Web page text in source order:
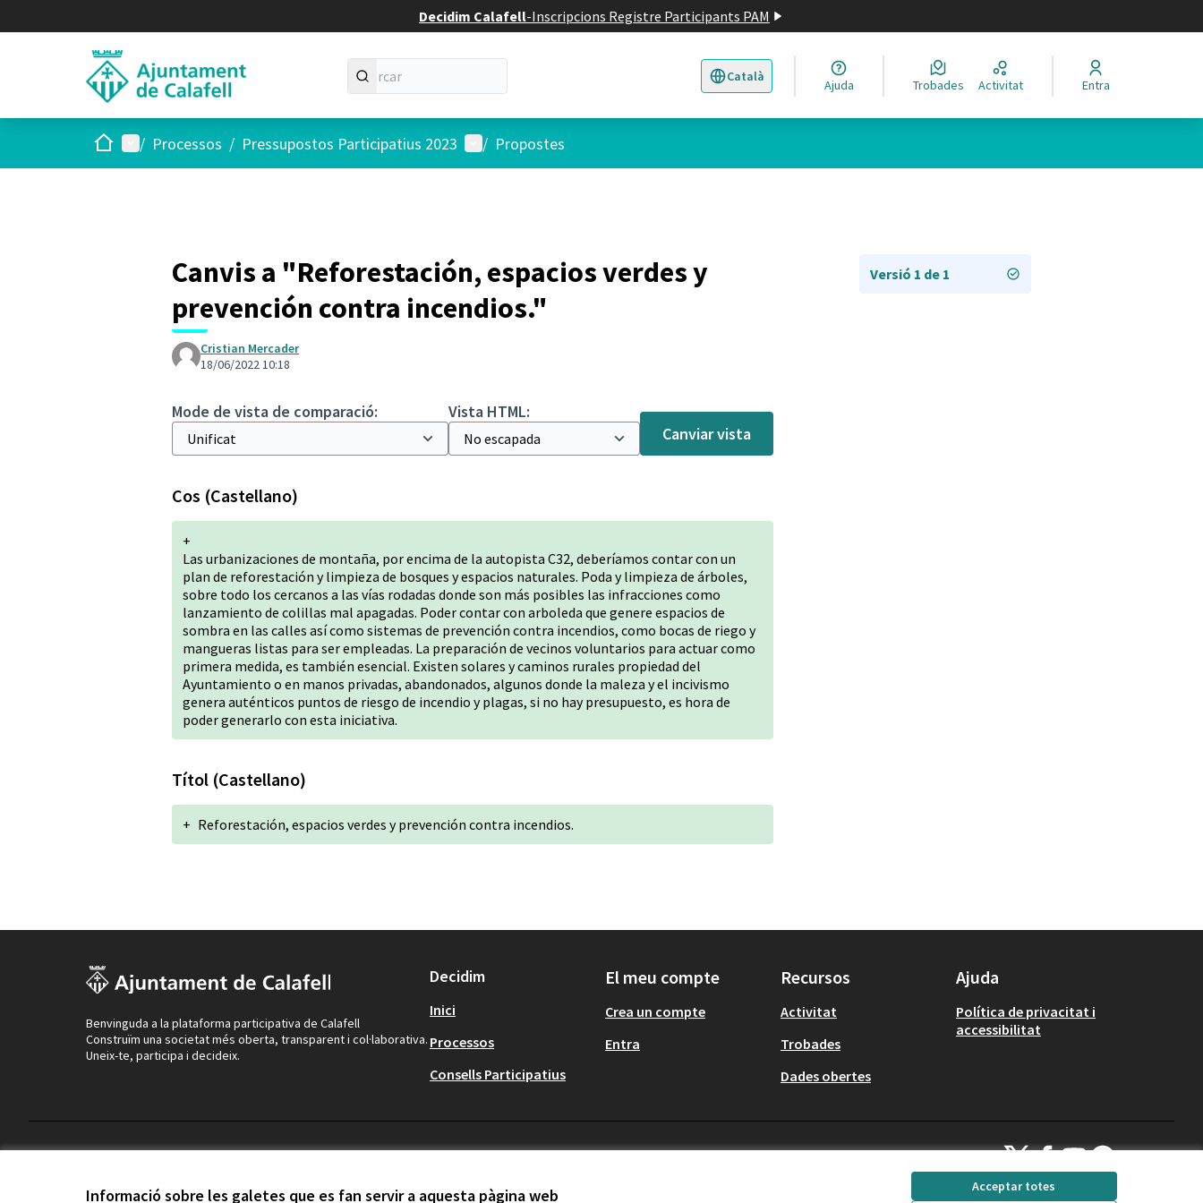
Informació sobre les galetes que es fan servir a aquesta pàgina web Acceptar totes
Decidim Calafell-Inscripcions Registre Participants PAM
Català
Triar la llengua Elegir el idioma
Ajuda Trobades Activitat Entra
Inici Menú principal
/ Processos / Pressupostos Participatius 2023 Menú d'usuari
/ Propostes
Canvis a "Reforestación, espacios verdes y
prevención contra incendios."
Cristian Mercader
18/06/2022 10:18
Mode de vista de comparació:
Vista HTML:
Canviar vista
Cos (Castellano)
+
Las urbanizaciones de montaña, por encima de la autopista C32, deberíamos contar con un
plan de reforestación y limpieza de bosques y espacios naturales. Poda y limpieza de árboles,
sobre todo los cercanos a las vías rodadas donde son más posibles las infracciones como
lanzamiento de colillas mal apagadas. Poder contar con arboleda que genere espacios de
sombra en las calles así como sistemas de prevención contra incendios, como bocas de riego y
mangueras listas para ser empleadas. La preparación de vecinos voluntarios para actuar como
primera medida, es también esencial. Existen solares y caminos rurales propiedad del
Ayuntamiento o en manos privadas, abandonados, algunos donde la maleza y el incivismo
genera auténticos puntos de riesgo de incendio y plagas, si no hay presupuesto, es hora de
poder generarlo con esta iniciativa.
Títol (Castellano)
+ Reforestación, espacios verdes y prevención contra incendios.
Versió 1 de 1
Benvinguda a la plataforma participativa de Calafell
Construïm una societat més oberta, transparent i col·laborativa.
Uneix-te, participa i decideix.
Decidim
Inici
Processos
Consells Participatius
El meu compte
Crea un compte
Entra
Recursos
Activitat
Trobades
Dades obertes
Ajuda
Política de privacitat i
accessibilitat
Decidim Calafell a X
(Enllaç extern)
Decidim Calafell a Facebook
(Enllaç extern)
Decidim Calafell a YouTube
(Enllaç extern)
Decidim Calafell a
(Enllaç extern)